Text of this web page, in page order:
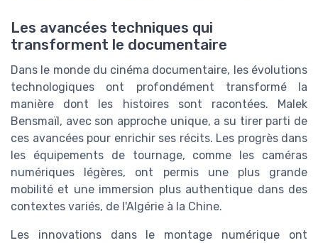
Les avancées techniques qui
transforment le documentaire
Dans le monde du cinéma documentaire, les évolutions
technologiques ont profondément transformé la
manière dont les histoires sont racontées. Malek
Bensmaïl, avec son approche unique, a su tirer parti de
ces avancées pour enrichir ses récits. Les progrès dans
les équipements de tournage, comme les caméras
numériques légères, ont permis une plus grande
mobilité et une immersion plus authentique dans des
contextes variés, de l'Algérie à la Chine.
Les innovations dans le montage numérique ont